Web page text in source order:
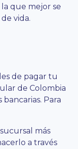
que mejor se
vida.
de pagar tu
de Colombia
Para
más
a través